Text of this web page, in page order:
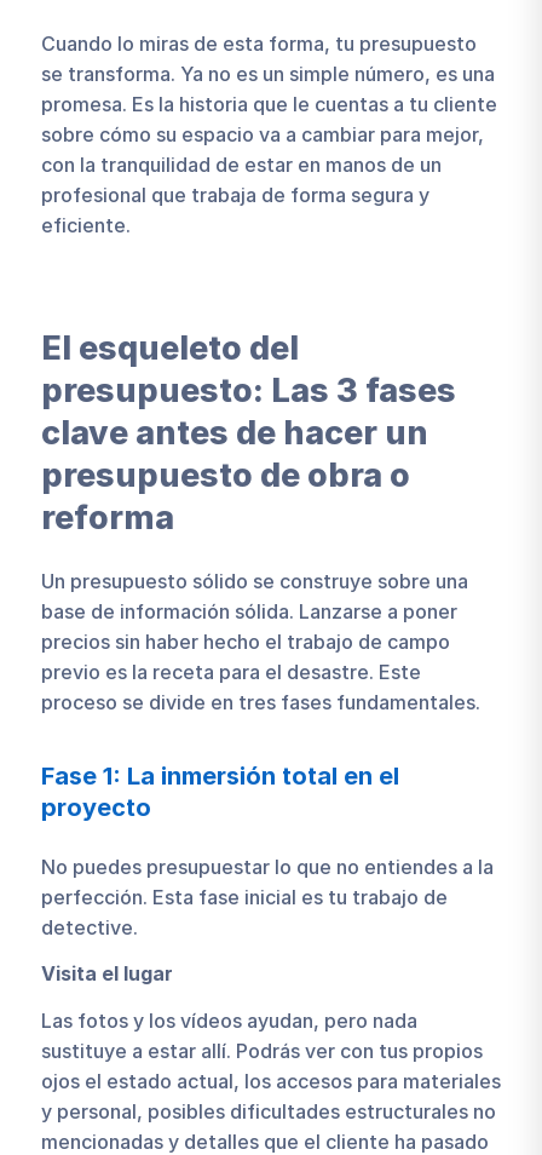
Cuando lo miras de esta forma, tu presupuesto
se transforma. Ya no es un simple número, es una
promesa. Es la historia que le cuentas a tu cliente
sobre cómo su espacio va a cambiar para mejor,
con la tranquilidad de estar en manos de un
profesional que trabaja de forma segura y
eficiente.
El esqueleto del
presupuesto: Las 3 fases
clave antes de hacer un
presupuesto de obra o
reforma
Un presupuesto sólido se construye sobre una
base de información sólida. Lanzarse a poner
precios sin haber hecho el trabajo de campo
previo es la receta para el desastre. Este
proceso se divide en tres fases fundamentales.
Fase 1: La inmersión total en el
proyecto
No puedes presupuestar lo que no entiendes a la
perfección. Esta fase inicial es tu trabajo de
detective.
Visita el lugar
Las fotos y los vídeos ayudan, pero nada
sustituye a estar allí. Podrás ver con tus propios
ojos el estado actual, los accesos para materiales
y personal, posibles dificultades estructurales no
mencionadas y detalles que el cliente ha pasado